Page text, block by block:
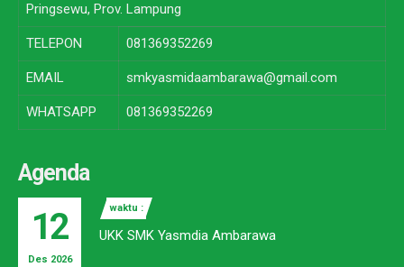
Pringsewu, Prov. Lampung
TELEPON 081369352269
EMAIL smkyasmidaambarawa@gmail.com
WHATSAPP 081369352269
Agenda
12
Des 2026
waktu :
UKK SMK Yasmdia Ambarawa